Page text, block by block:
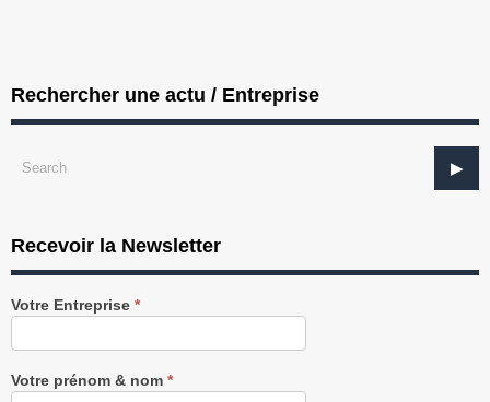
Rechercher une actu / Entreprise
Recevoir la Newsletter
Recevez
notre
gratuitement
Votre Entreprise *
Votre prénom & nom *